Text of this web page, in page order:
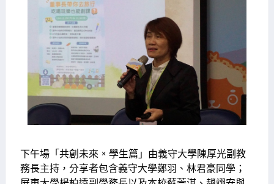
下午場「共創未來 × 學生篇」由義守大學陳厚光副教
務長主持，分享者包含義守大學鄭羽、林君豪同學；